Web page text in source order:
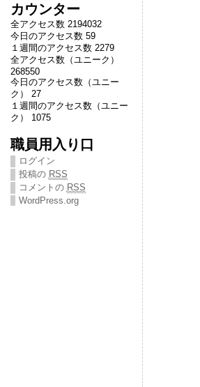
カウンター
全アクセス数 2194032
今日のアクセス数 59
１週間のアクセス数 2279
全アクセス数（ユニーク）
268550
今日のアクセス数（ユニー
ク） 27
１週間のアクセス数（ユニー
ク） 1075
職員用入り口
ログイン
投稿の RSS
コメントの RSS
WordPress.org